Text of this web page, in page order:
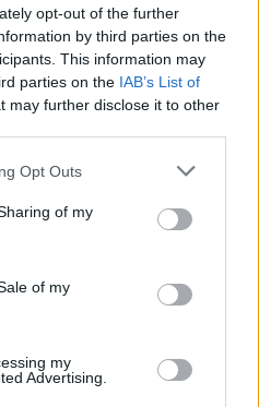
opt-out of the further
by third parties on the
This information may
parties on the IAB’s List of
may further disclose it to other
Opt Outs
of my
of my
my
Advertising.
: les huiles
renouvelées
en cas de forte présence
DEET, notamment dans les
moustiques.
d’irritations cutanées si mal
pour compléter
essentielles